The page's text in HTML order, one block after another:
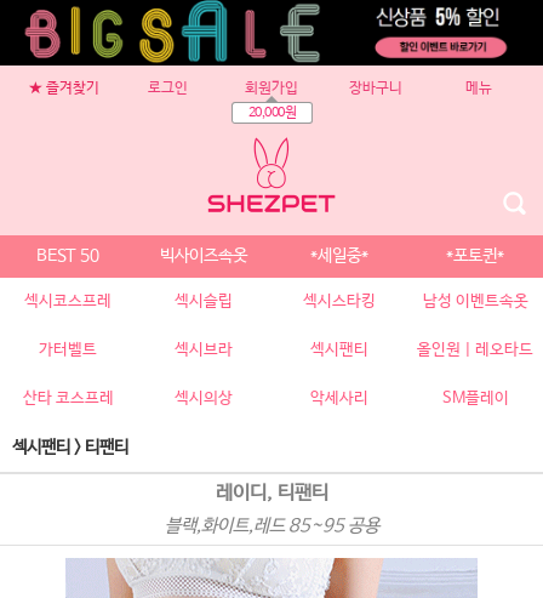
★ 즐겨찾기 로그인 회원가입
20,000원
장바구니 메뉴
BEST 50 빅사이즈속옷 *세일중* *포토퀸*
섹시코스프레 섹시슬립 섹시스타킹 남성 이벤트속옷
가터벨트 섹시브라 섹시팬티 올인원 | 레오타드
산타 코스프레 섹시의상 악세사리 SM플레이
섹시팬티 > 티팬티
레이디, 티팬티
블랙,화이트,레드 85~95 공용